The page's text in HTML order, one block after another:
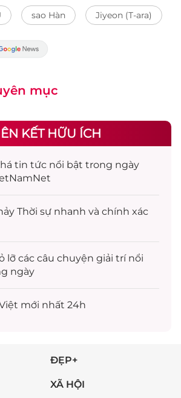
sao Hàn Jiyeon (T-ara)
mục
KẾT HỮU ÍCH
tin tức nổi bật trong ngày
Thời sự nhanh và chính xác
lỡ các câu chuyện giải trínổi
ngày
mới nhất 24h
ĐẸP+
XÃ HỘI